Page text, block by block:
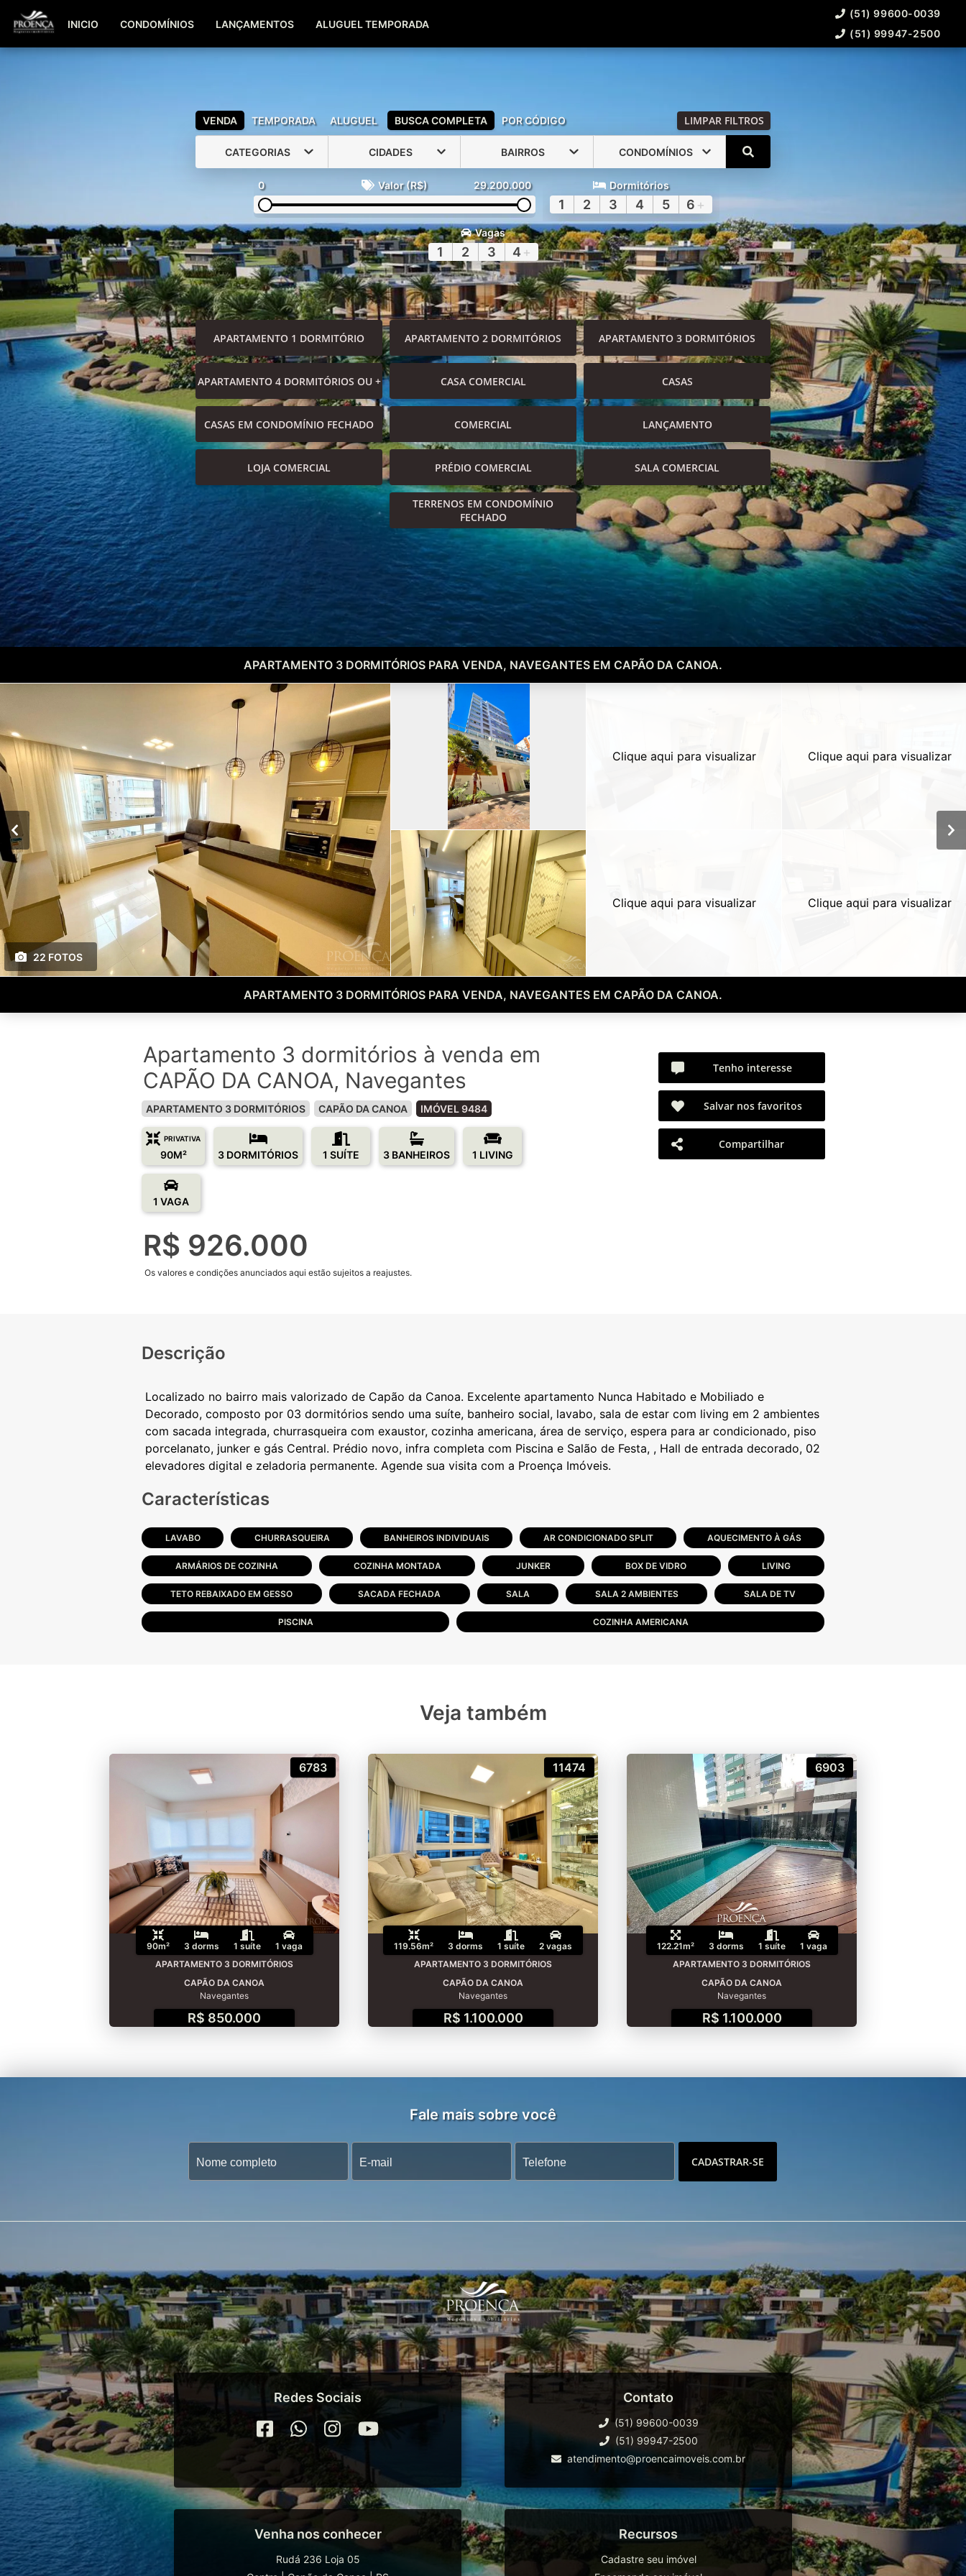
(51) 99600-0039
INICIO CONDOMÍNIOS LANÇAMENTOS ALUGUEL TEMPORADA
(51) 99600-0039
(51) 99947-2500
VENDA TEMPORADA ALUGUEL BUSCA COMPLETA POR CÓDIGO LIMPAR FILTROS
CATEGORIAS CIDADES BAIRROS CONDOMÍNIOS
0 Valor (R$) 29.200.000 Dormitórios
1 2 3 4 5 6 +
Vagas
1 2 3 4 +
APARTAMENTO 1 DORMITÓRIO APARTAMENTO 2 DORMITÓRIOS APARTAMENTO 3 DORMITÓRIOS
APARTAMENTO 4 DORMITÓRIOS OU + CASA COMERCIAL CASAS
CASAS EM CONDOMÍNIO FECHADO COMERCIAL LANÇAMENTO
LOJA COMERCIAL PRÉDIO COMERCIAL SALA COMERCIAL
TERRENOS EM CONDOMÍNIO
FECHADO
APARTAMENTO 3 DORMITÓRIOS PARA VENDA, NAVEGANTES EM CAPÃO DA CANOA.
22 FOTOS
Clique aqui para visualizar
Clique aqui para visualizar
Clique aqui para visualizar
Clique aqui para visualizar
APARTAMENTO 3 DORMITÓRIOS PARA VENDA, NAVEGANTES EM CAPÃO DA CANOA.
Apartamento 3 dormitórios à venda em
CAPÃO DA CANOA, Navegantes
APARTAMENTO 3 DORMITÓRIOS CAPÃO DA CANOA IMÓVEL 9484
PRIVATIVA
90M² 3 DORMITÓRIOS 1 SUÍTE 3 BANHEIROS 1 LIVING
1 VAGA
R$ 926.000
Os valores e condições anunciados aqui estão sujeitos a reajustes.
Tenho interesse
Salvar nos favoritos
Compartilhar
Descrição
Localizado no bairro mais valorizado de Capão da Canoa. Excelente apartamento Nunca Habitado e Mobiliado e
Decorado, composto por 03 dormitórios sendo uma suíte, banheiro social, lavabo, sala de estar com living em 2 ambientes
com sacada integrada, churrasqueira com exaustor, cozinha americana, área de serviço, espera para ar condicionado, piso
porcelanato, junker e gás Central. Prédio novo, infra completa com Piscina e Salão de Festa, , Hall de entrada decorado, 02
Características
LAVABO CHURRASQUEIRA BANHEIROS INDIVIDUAIS AR CONDICIONADO SPLIT AQUECIMENTO À GÁS
ARMÁRIOS DE COZINHA COZINHA MONTADA JUNKER BOX DE VIDRO LIVING
TETO REBAIXADO EM GESSO SACADA FECHADA SALA SALA 2 AMBIENTES SALA DE TV
PISCINA COZINHA AMERICANA
Veja também
6783
90m² 3 dorms 1 suíte
1 vaga
APARTAMENTO 3 DORMITÓRIOS
CAPÃO DA CANOA
Navegantes
R$ 850.000
11474
119.56m² 3 dorms 1 suíte
2 vagas
APARTAMENTO 3 DORMITÓRIOS
CAPÃO DA CANOA
Navegantes
R$ 1.100.000
6903
122.21m² 3 dorms 1 suíte
1 vaga
APARTAMENTO 3 DORMITÓRIOS
CAPÃO DA CANOA
Navegantes
R$ 1.100.000
Fale mais sobre você
CADASTRAR-SE
Redes Sociais Contato
(51) 99600-0039
(51) 99947-2500
atendimento@proencaimoveis.com.br
Venha nos conhecer
Rudá 236 Loja 05
Recursos
Cadastre seu imóvel